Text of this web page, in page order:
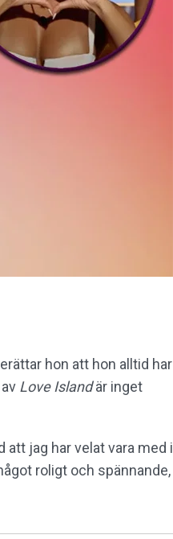
hon att hon alltid har
Love Islandär inget
jag har velat vara med i
roligt och spännande,